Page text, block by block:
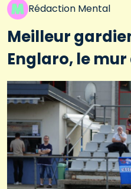
Rédaction Mental
Meilleur
Englaro, le mur